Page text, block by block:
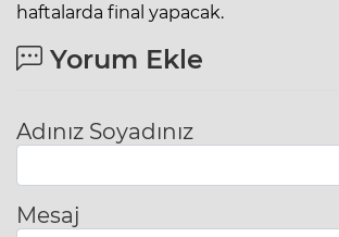
haftalarda final yapacak.
Yorum Ekle
Adınız Soyadınız
Mesaj